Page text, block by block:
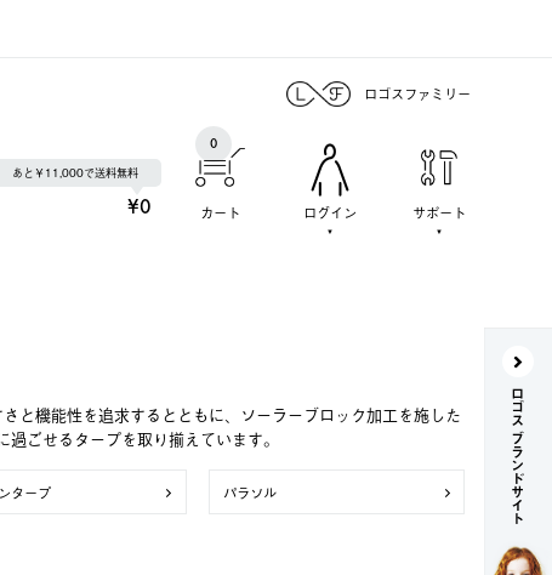
ロゴスファミリー
あと￥11,000で送料無料
¥0 カート
0
ログイン サポート
と機能性を追求するとともに、ソーラーブロック加工を施した
ごせるタープを取り揃えています。
タープ パラソル ロゴス ブランドサイト